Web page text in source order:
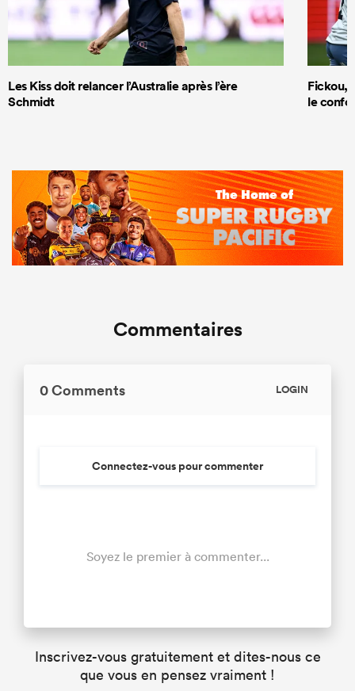
Les Kiss doit relancer l’Australie après l’ère
Schmidt
Fickou,
le
Commentaires
0 Comments LOGIN
Connectez-vous pour commenter
Soyez le premier à commenter...
Inscrivez-vous gratuitement et dites-nous ce
que vous en pensez vraiment !